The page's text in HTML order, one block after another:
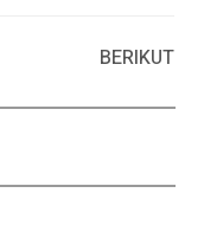
BERIKUT